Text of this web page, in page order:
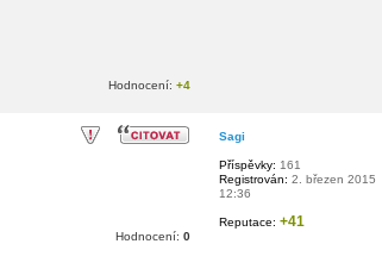
Hodnocení: +4
Hodnocení: 0
Sagi
Příspěvky: 161
Registrován: 2. březen 2015
12:36
Reputace: +41